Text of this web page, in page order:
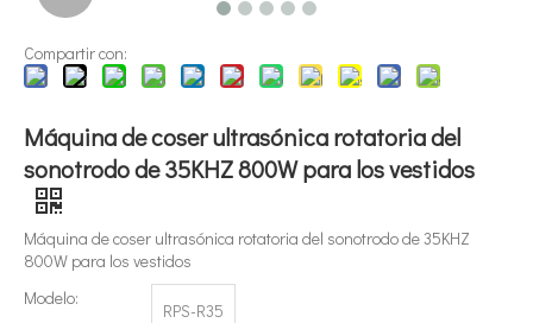
Compartir con:
Máquina de coser ultrasónica rotatoria del
sonotrodo de 35KHZ 800W para los vestidos
Máquina de coser ultrasónica rotatoria del sonotrodo de 35KHZ
800W para los vestidos
Modelo:
RPS-R35